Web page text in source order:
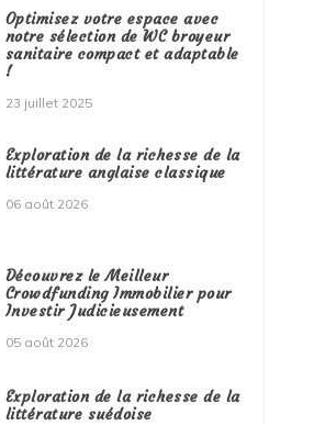
Optimisez votre espace avec
notre sélection de WC broyeur
sanitaire compact et adaptable
!
23 juillet 2025
Exploration de la richesse de la
littérature anglaise classique
06 août 2026
Découvrez le Meilleur
Crowdfunding Immobilier pour
Investir Judicieusement
05 août 2026
Exploration de la richesse de la
littérature suédoise